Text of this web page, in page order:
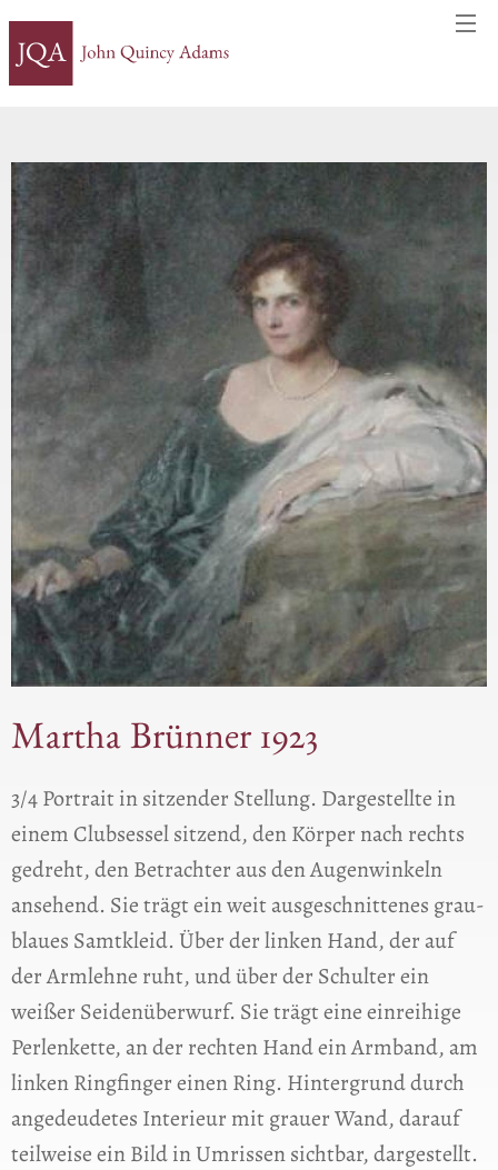
Martha Brünner 1923
3/4 Portrait in sitzender Stellung. Dargestellte in
einem Clubsessel sitzend, den Körper nach rechts
gedreht, den Betrachter aus den Augenwinkeln
ansehend. Sie trägt ein weit ausgeschnittenes grau-
blaues Samtkleid. Über der linken Hand, der auf
der Armlehne ruht, und über der Schulter ein
weißer Seidenüberwurf. Sie trägt eine einreihige
Perlenkette, an der rechten Hand ein Armband, am
linken Ringfinger einen Ring. Hintergrund durch
angedeudetes Interieur mit grauer Wand, darauf
teilweise ein Bild in Umrissen sichtbar, dargestellt.